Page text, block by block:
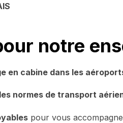
notre
en cabine dans les
normes de transport
pour vous